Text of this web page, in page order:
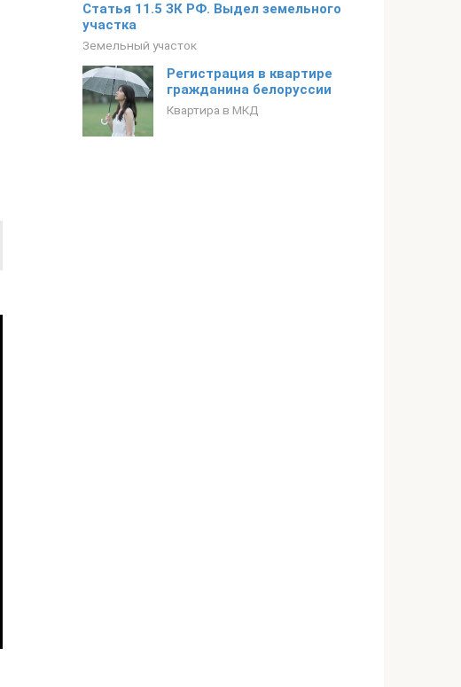
Статья 11.5 ЗК РФ. Выдел земельного
участка
Земельный участок
Регистрация в квартире
гражданина белоруссии
Квартира в МКД